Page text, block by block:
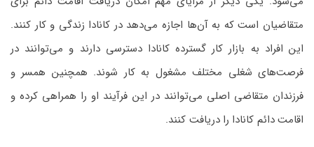
متقاضیان است که به آن‌ها اجازه می‌دهد در کانادا زندگی و کار کنند.
این افراد به بازار کار گسترده کانادا دسترسی دارند و می‌توانند در
فرصت‌های شغلی مختلف مشغول به کار شوند. همچنین همسر و
فرزندان متقاضی اصلی می‌توانند در این فرآیند او را همراهی کرده و
اقامت دائم کانادا را دریافت کنند.